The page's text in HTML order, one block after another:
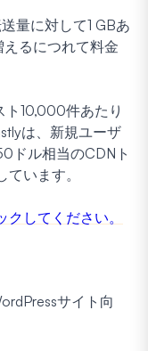
量に対して1 GBあ
るにつれて料金
ト10,000件あたり
は、新規ユーザ
ドル相当のCDNト
います。
してください。
サイト向